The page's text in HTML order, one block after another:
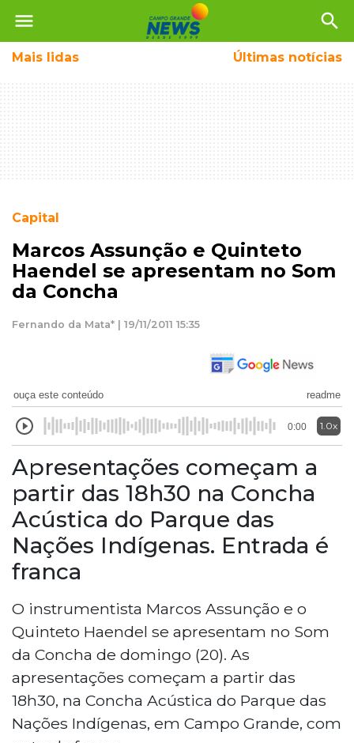
menu search
Mais lidas Últimas notícias
Capital
Marcos Assunção e Quinteto
Haendel se apresentam no Som
da Concha
Fernando da Mata* | 19/11/2011 15:35
ouça este conteúdo readme
0:00 1.0x
Apresentações começam a
partir das 18h30 na Concha
Acústica do Parque das
Nações Indígenas. Entrada é
franca
O instrumentista Marcos Assunção e o
Quinteto Haendel se apresentam no Som
da Concha de domingo (20). As
apresentações começam a partir das
18h30, na Concha Acústica do Parque das
Nações Indígenas, em Campo Grande, com